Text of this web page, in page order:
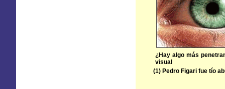
¿Hay algo más
visual
(1) Pedro Figari fue tío